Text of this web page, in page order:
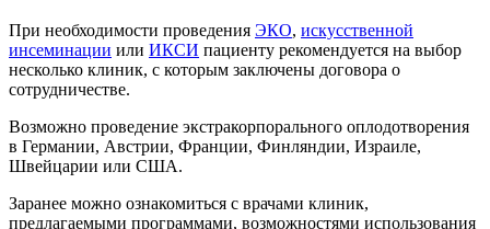
При необходимости проведения ЭКО, искусственной
инсеминации или ИКСИ пациенту рекомендуется на выбор
несколько клиник, с которым заключены договора о
сотрудничестве.
Возможно проведение экстракорпорального оплодотворения
в Германии, Австрии, Франции, Финляндии, Израиле,
Швейцарии или США.
Заранее можно ознакомиться с врачами клиник,
предлагаемыми программами, возможностями использования